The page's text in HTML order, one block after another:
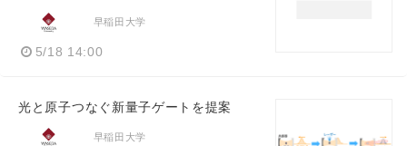
早稲田大学
5/18 14:00
光と原子つなぐ新量子ゲートを提案
早稲田大学